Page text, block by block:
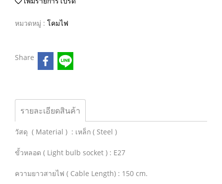
หมวดหมู่ : โคมไฟ
Share
รายละเอียดสินค้า
วัสดุ ( Material ) : เหล็ก ( Steel )
ขั้วหลอด ( Light bulb socket ) : E27
ความยาวสายไฟ ( Cable Length) : 150 cm.